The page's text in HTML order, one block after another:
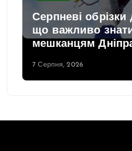
Серпневі обрізки
що важливо
мешканцям
7 Серпня, 2026